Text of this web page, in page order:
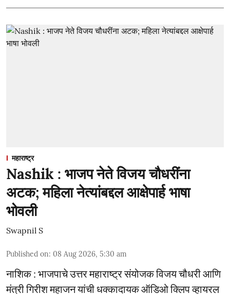
महाराष्ट्र
Nashik : भाजप नेते विजय चौधरींना
अटक; महिला नेत्यांबद्दल आक्षेपार्ह भाषा
भोवली
Swapnil S
Published on: 08 Aug 2026, 5:30 am
नाशिक : भाजपाचे उत्तर महाराष्ट्र संयोजक विजय चौधरी आणि
मंत्री गिरीश महाजन यांची धक्कादायक ऑडिओ क्लिप व्हायरल